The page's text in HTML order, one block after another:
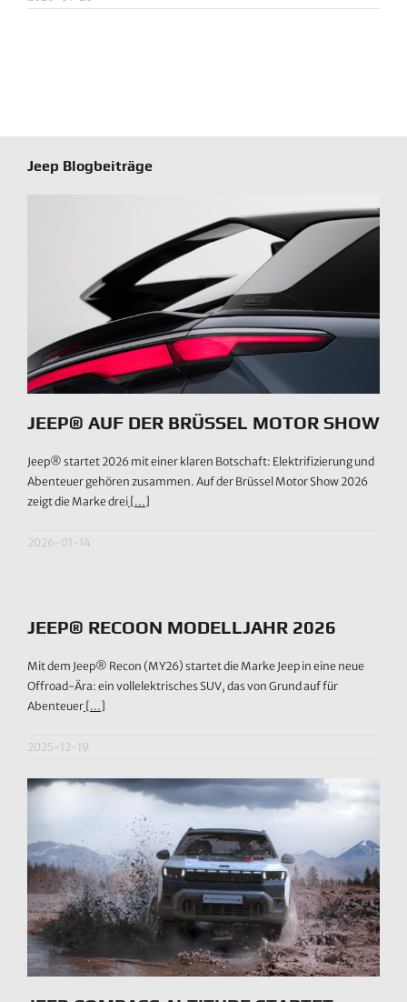
Jeep Blogbeiträge
JEEP® AUF DER BRÜSSEL MOTOR SHOW
Jeep® startet 2026 mit einer klaren Botschaft: Elektrifizierung und
Abenteuer gehören zusammen. Auf der Brüssel Motor Show 2026
zeigt die Marke drei[...]
2026-01-14
JEEP® RECOON MODELLJAHR 2026
Mit dem Jeep® Recon (MY26) startet die Marke Jeep in eine neue
Offroad-Ära: ein vollelektrisches SUV, das von Grund auf für
Abenteuer[...]
2025-12-19